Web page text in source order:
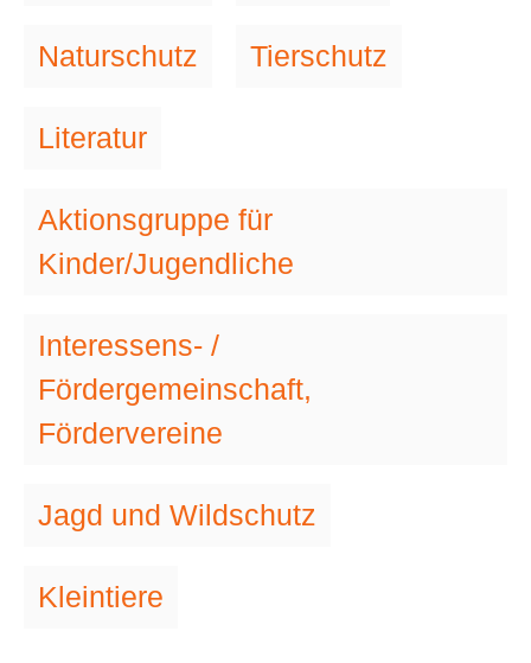
Naturschutz Tierschutz
Literatur
Aktionsgruppe für
Kinder/Jugendliche
Interessens- /
Fördergemeinschaft,
Fördervereine
Jagd und Wildschutz
Kleintiere